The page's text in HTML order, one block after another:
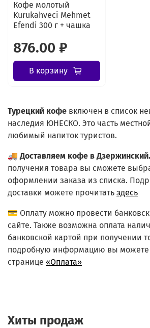
Кофе молотый
Kurukahveci Mehmet
Efendi 300 г + чашка
876.00 ₽
В корзину
Турецкий кофе включен в список
наследия ЮНЕСКО. Это часть
любимый напиток туристов.
🚚Доставляем кофе в Дзержинский.
получения товара вы сможете
оформлении заказа из списка.
доставки можете прочитать здесь
💳 Оплату можно провести
сайте. Также возможна оплата
банковской картой при получении
подробную информацию вы можете
странице «Оплата»
Хиты продаж